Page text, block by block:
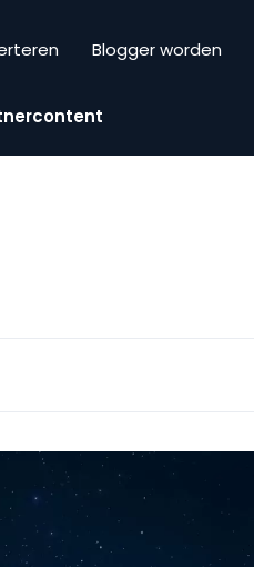
Blogger worden